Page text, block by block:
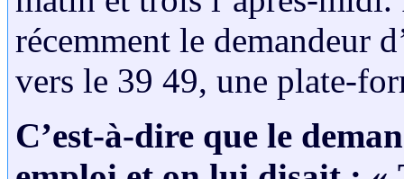
récemment le demandeur
vers le 39 49, une plate-
C’est-à-dire que le